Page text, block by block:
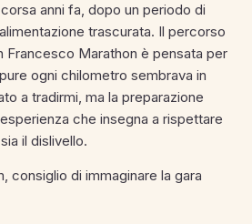
anni fa, dopo un periodo di
trascurata. Il percorso
Francesco Marathon è pensata per
ogni chilometro sembrava in
a tradirmi, ma la preparazione
che insegna a rispettare
il dislivello.
consiglio di immaginare la gara